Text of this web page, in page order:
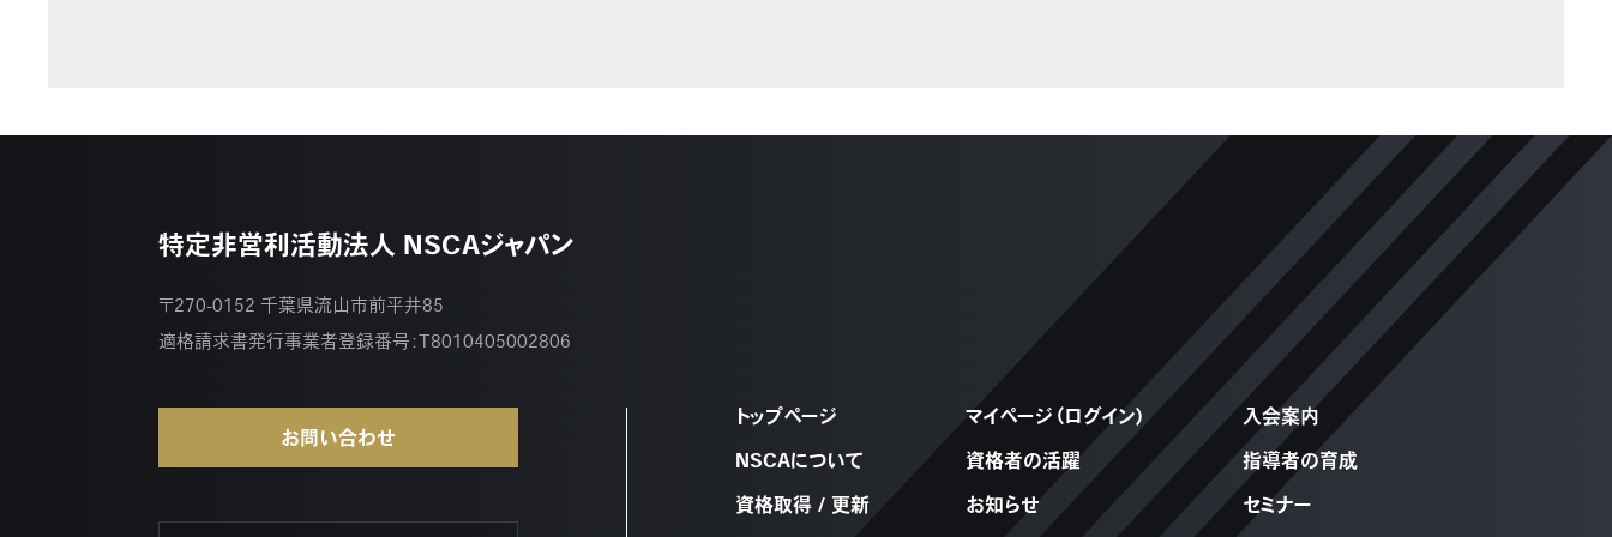
特定非営利活動法人 NSCAジャパン
〒270-0152 千葉県流山市前平井85
適格請求書発行事業者登録番号：T8010405002806
お問い合わせ
トップページ
NSCAについて
資格取得 / 更新
マイページ（ログイン）
資格者の活躍
お知らせ
入会案内
指導者の育成
セミナー